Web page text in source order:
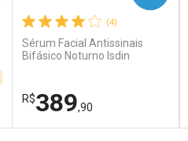
(4)
Sérum Facial Antissinais
Bifásico Noturno Isdin
R$389,90